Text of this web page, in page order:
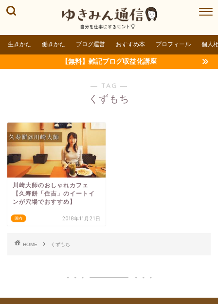
生きかた 働きかた ブログ運営 おすすめ本 プロフィール 個人
【無料】雑記ブログ収益化講座
― TAG ―
くずもち
国内
川崎大師のおしゃれカフェ
【久寿餅「住吉」のイートイ
ンが穴場でおすすめ】
2018年11月21日
HOME くずもち